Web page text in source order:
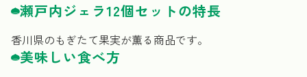
瀬戸内ジェラ12個セットの特長
香川県のもぎたて果実が薫る商品です。
美味しい食べ方